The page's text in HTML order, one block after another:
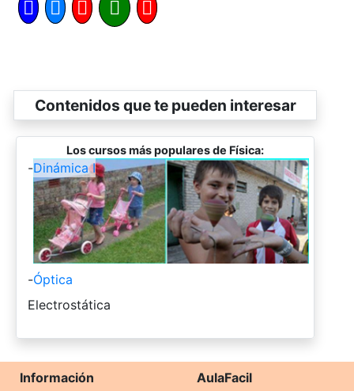
Contenidos que te pueden interesar
Los cursos más populares de Física:
-Dinámica I
-Óptica
-
Electrostática
Información
AulaFacil